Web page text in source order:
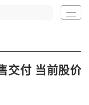
交付 当前股价